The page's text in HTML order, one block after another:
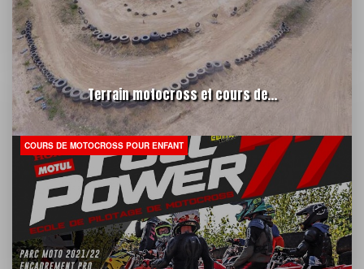
Terrain motocross et cours de...
COURS DE MOTOCROSS POUR ENFANT